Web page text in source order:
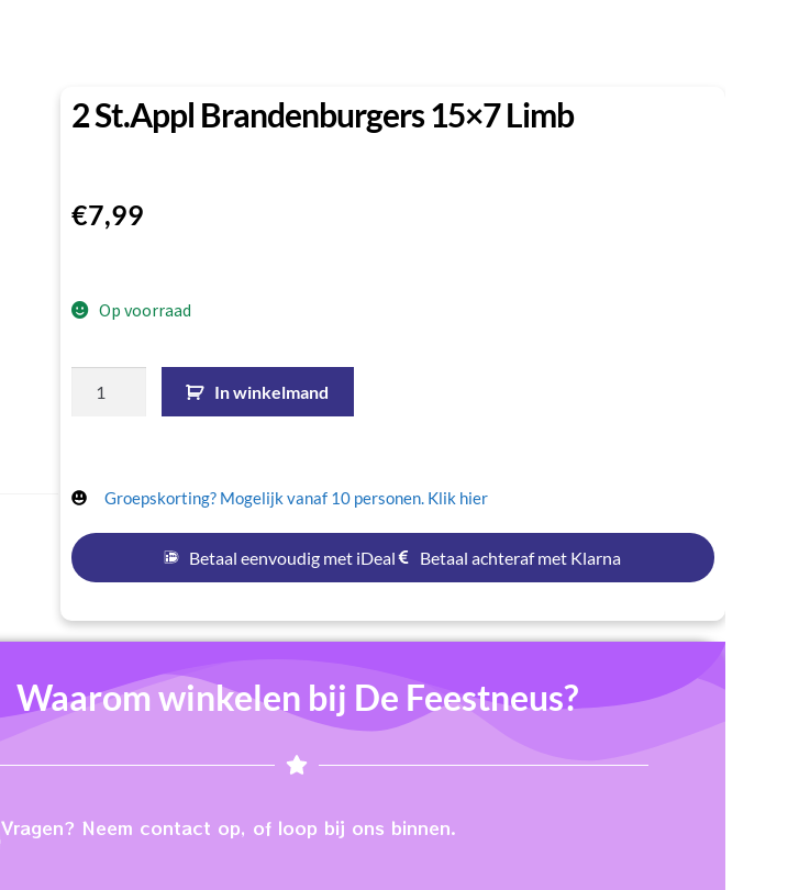
2 St.appl Brandenburgers 15×7 Limb
€7,99
Op voorraad
In winkelmand
Groepskorting? Mogelijk vanaf 10 personen. Klik hier
Betaal eenvoudig met iDeal Betaal achteraf met Klarna
Waarom winkelen bij De Feestneus?
Vragen? Neem contact op, of loop bij ons binnen.